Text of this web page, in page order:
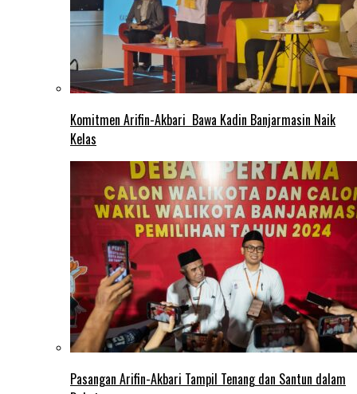
Komitmen Arifin-Akbari Bawa Kadin Banjarmasin Naik
Kelas
Pasangan Arifin-Akbari Tampil Tenang dan Santun dalam